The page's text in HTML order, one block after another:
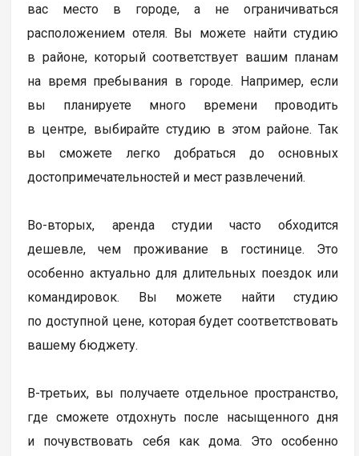
вас место в городе, а не ограничиваться
расположением отеля. Вы можете найти студию
в районе, который соответствует вашим планам
на время пребывания в городе. Например, если
вы планируете много времени проводить
в центре, выбирайте студию в этом районе. Так
вы сможете легко добраться до основных
достопримечательностей и мест развлечений.
Во-вторых, аренда студии часто обходится
дешевле, чем проживание в гостинице. Это
особенно актуально для длительных поездок или
командировок. Вы можете найти студию
по доступной цене, которая будет соответствовать
вашему бюджету.
В-третьих, вы получаете отдельное пространство,
где сможете отдохнуть после насыщенного дня
и почувствовать себя как дома. Это особенно